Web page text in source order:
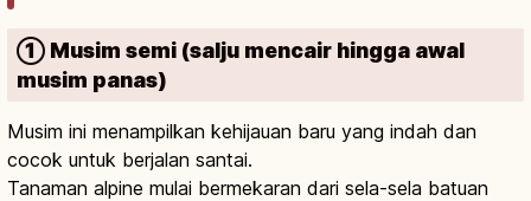
① Musim semi (salju mencair hingga awal
musim panas)
Musim ini menampilkan kehijauan baru yang indah dan
cocok untuk berjalan santai.
Tanaman alpine mulai bermekaran dari sela-sela batuan